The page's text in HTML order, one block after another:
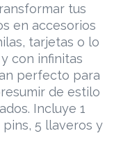
tus
en accesorios
tarjetas o lo
con infinitas
perfecto para
de estilo
Incluye 1
5 llaveros y